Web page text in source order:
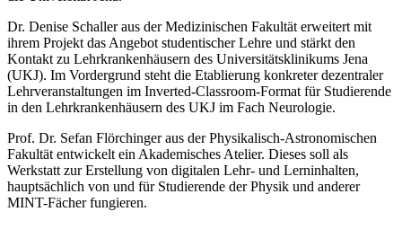
Dr. Denise Schaller aus der Medizinischen Fakultät erweitert mit
ihrem Projekt das Angebot studentischer Lehre und stärkt den
Kontakt zu Lehrkrankenhäusern des Universitätsklinikums Jena
(UKJ). Im Vordergrund steht die Etablierung konkreter dezentraler
Lehrveranstaltungen im Inverted-Classroom-Format für Studierende
in den Lehrkrankenhäusern des UKJ im Fach Neurologie.
Prof. Dr. Sefan Flörchinger aus der Physikalisch-Astronomischen
Fakultät entwickelt ein Akademisches Atelier. Dieses soll als
Werkstatt zur Erstellung von digitalen Lehr- und Lerninhalten,
hauptsächlich von und für Studierende der Physik und anderer
MINT-Fächer fungieren.